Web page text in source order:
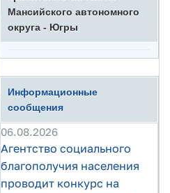
Мансийского автономного
округа - Югры
Информационные
сообщения
06.08.2026
Агентство социального
благополучия населения
проводит конкурс на